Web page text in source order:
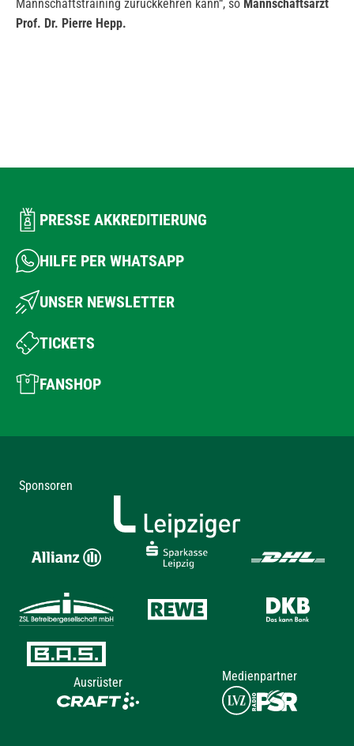
Mannschaftstraining zurückkehren kann“, so Mannschaftsarzt
Prof. Dr. Pierre Hepp.
PRESSE AKKREDITIERUNG
HILFE PER WHATSAPP
UNSER NEWSLETTER
TICKETS
FANSHOP
Sponsoren
Ausrüster Medienpartner